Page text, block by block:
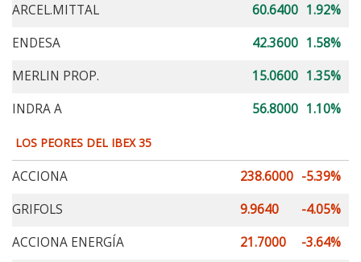
ARCEL.MITTAL
60.6400 1.92%
ENDESA
42.3600 1.58%
MERLIN PROP.
15.0600 1.35%
INDRA A
56.8000 1.10%
LOS PEORES DEL IBEX 35
ACCIONA 238.6000 -5.39%
GRIFOLS
9.9640
-4.05%
ACCIONA ENERGÍA
21.7000
-3.64%